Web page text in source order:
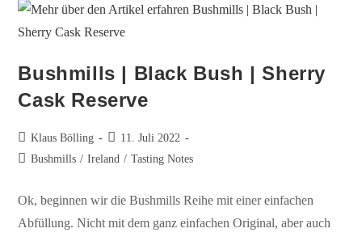
Bushmills | Black Bush | Sherry
Cask Reserve
Klaus Bölling
11. Juli 2022
Bushmills / Ireland / Tasting Notes
Ok, beginnen wir die Bushmills Reihe mit einer einfachen
Abfüllung. Nicht mit dem ganz einfachen Original, aber auch